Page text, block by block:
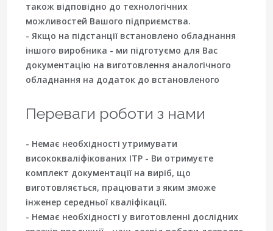
також відповідно до технологічних
можливостей Вашого підприємства.
- Якщо на підстанції встановлено обладнання
іншого виробника - ми підготуємо для Вас
документацію на виготовлення аналогічного
обладнання на додаток до встановленого
Переваги роботи з нами
- Немає необхідності утримувати
висококваліфікованих ІТР - Ви отримуєте
комплект документації на виріб, що
виготовляється, працювати з яким зможе
інженер середньої кваліфікації.
- Немає необхідності у виготовленні дослідних